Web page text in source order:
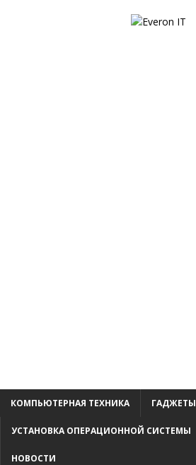
КОМПЬЮТЕРНАЯ ТЕХНИКА ГАДЖЕТЫ
УСТАНОВКА ОПЕРАЦИОННОЙ СИСТЕМЫ
НОВОСТИ